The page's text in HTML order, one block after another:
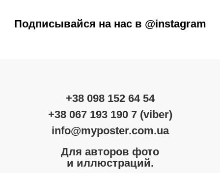
Подписывайся на нас в @instagram
+38 098 152 64 54
+38 067 193 190 7 (viber)
info@myposter.com.ua
Для авторов фото
и иллюстраций.